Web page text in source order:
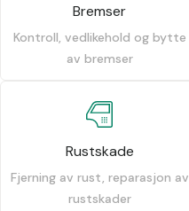
Bremser
Kontroll, vedlikehold og bytte
av bremser
Rustskade
Fjerning av rust, reparasjon av
rustskader